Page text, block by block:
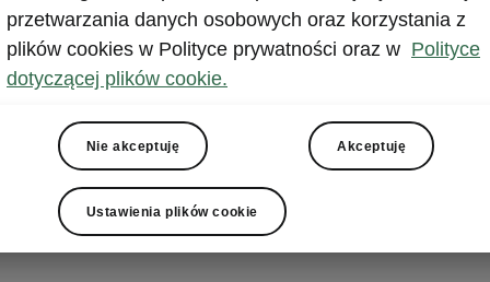
przetwarzania danych osobowych oraz korzystania z
plików cookies w Polityce prywatności oraz w Polityce
dotyczącej plików cookie.
Nie akceptuję Akceptuję
Ustawienia plików cookie